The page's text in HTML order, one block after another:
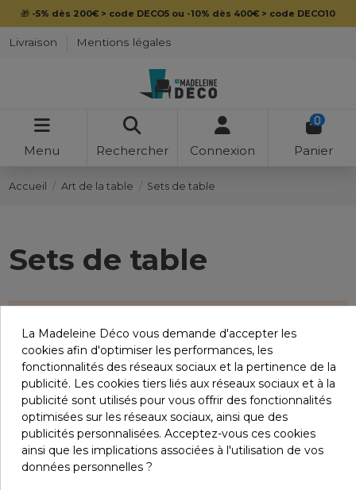
🎁 -5% dès 200€ > code DECO5 ou -10% dès 400€ > code DECO10
Livraison Mentions légales
Menu Rechercher Connexion
0
Panier
Accueil Art de la table Sets de table
Sets de table
Inscrivez-vous à la newsletter
La Madeleine Déco vous demande d'accepter les
cookies afin d'optimiser les performances, les
fonctionnalités des réseaux sociaux et la pertinence de la
publicité. Les cookies tiers liés aux réseaux sociaux et à la
publicité sont utilisés pour vous offrir des fonctionnalités
optimisées sur les réseaux sociaux, ainsi que des
publicités personnalisées. Acceptez-vous ces cookies
ainsi que les implications associées à l'utilisation de vos
données personnelles ?